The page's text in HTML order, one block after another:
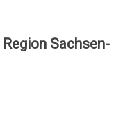
Sachsen-